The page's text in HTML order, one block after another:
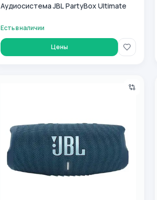
Аудиосистема JBL PartyBox Ultimate
Есть в наличии
Цены